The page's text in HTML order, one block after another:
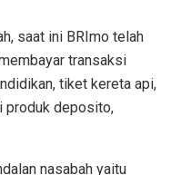
saat ini BRImo telah
transaksi
tiket kereta api,
produk deposito,
nasabah yaitu